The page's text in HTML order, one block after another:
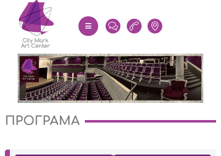
ПРОГРАМА